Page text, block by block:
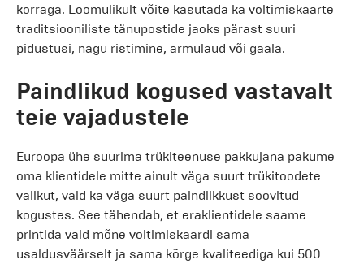
korraga. Loomulikult võite kasutada ka voltimiskaarte
traditsiooniliste tänupostide jaoks pärast suuri
pidustusi, nagu ristimine, armulaud või gaala.
Paindlikud kogused vastavalt
teie vajadustele
Euroopa ühe suurima trükiteenuse pakkujana pakume
oma klientidele mitte ainult väga suurt trükitoodete
valikut, vaid ka väga suurt paindlikkust soovitud
kogustes. See tähendab, et eraklientidele saame
printida vaid mõne voltimiskaardi sama
usaldusväärselt ja sama kõrge kvaliteediga kui 500